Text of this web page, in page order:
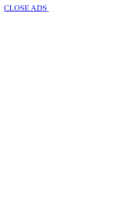
CLOSE ADS